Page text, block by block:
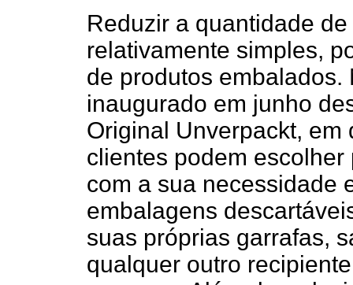
Reduzir a quantidade
relativamente simples,
de produtos embalados.
inaugurado em junho
Original Unverpackt,
clientes podem
com a sua necessidade
embalagens
suas próprias garrafas,
qualquer outro